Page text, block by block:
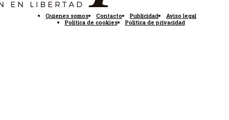
Quienes somos Contacto Publicidad
Aviso legal
Política de cookies
Política de privacidad